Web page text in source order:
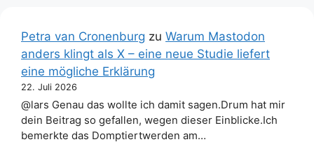
Petra van Cronenburg zu Warum Mastodon
anders klingt als X – eine neue Studie liefert
eine mögliche Erklärung
22. Juli 2026
@lars Genau das wollte ich damit sagen.Drum hat mir
dein Beitrag so gefallen, wegen dieser Einblicke.Ich
bemerkte das Domptiertwerden am…